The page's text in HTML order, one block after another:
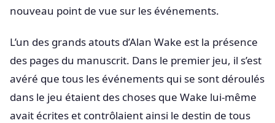
nouveau point de vue sur les événements.
L’un des grands atouts d’Alan Wake est la présence
des pages du manuscrit. Dans le premier jeu, il s’est
avéré que tous les événements qui se sont déroulés
dans le jeu étaient des choses que Wake lui-même
avait écrites et contrôlaient ainsi le destin de tous